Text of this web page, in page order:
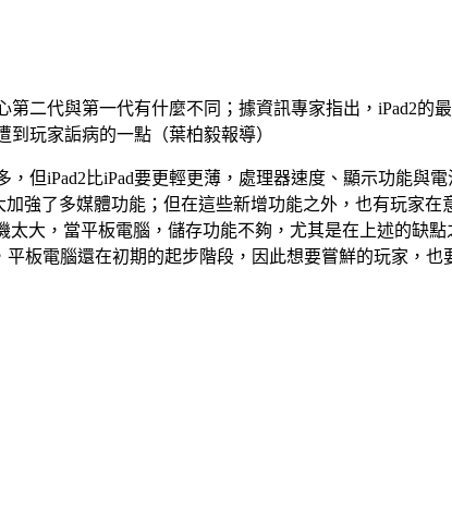
二代與第一代有什麼不同；據資訊專家指出，iPad2
玩家詬病的一點（葉柏毅報導）
，但iPad2比iPad要更輕更薄，處理器速度、顯示功能
強了多媒體功能；但在這些新增功能之外，也有玩家
大，當平板電腦，儲存功能不夠，尤其是在上述的缺
板電腦還在初期的起步階段，因此想要嘗鮮的玩家，也